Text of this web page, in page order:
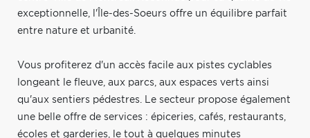
exceptionnelle, l'Île-des-Soeurs offre un équilibre parfait
entre nature et urbanité.
Vous profiterez d'un accès facile aux pistes cyclables
longeant le fleuve, aux parcs, aux espaces verts ainsi
qu'aux sentiers pédestres. Le secteur propose également
une belle offre de services : épiceries, cafés, restaurants,
écoles et garderies, le tout à quelques minutes